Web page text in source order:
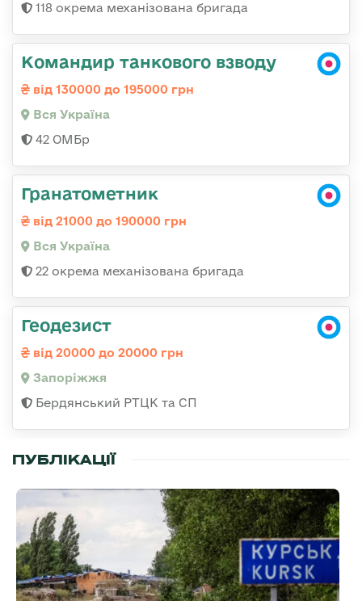
118 окрема механізована бригада
Командир танкового взводу
від 130000 до 195000 грн
Вся Україна
42 ОМБр
Гранатометник
від 21000 до 190000 грн
Вся Україна
22 окрема механізована бригада
Геодезист
від 20000 до 20000 грн
Запоріжжя
Бердянський РТЦК та СП
ПУБЛІКАЦІЇ